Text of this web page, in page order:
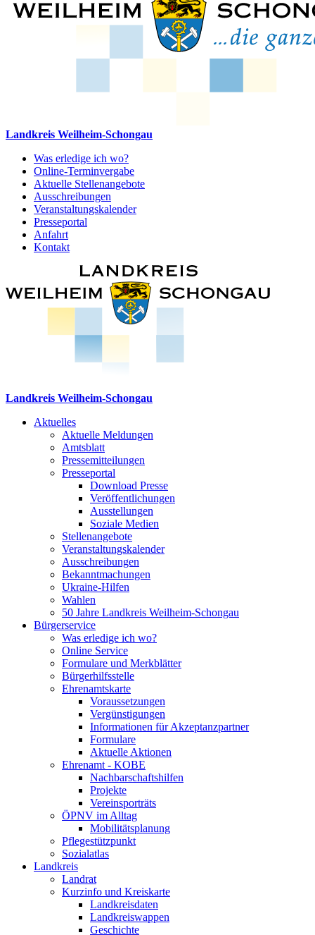
Landkreis Weilheim-Schongau
Was erledige ich wo?
Online-Terminvergabe
Aktuelle Stellenangebote
Ausschreibungen
Veranstaltungskalender
Presseportal
Anfahrt
Kontakt
Landkreis Weilheim-Schongau
Aktuelles
Aktuelle Meldungen
Amtsblatt
Pressemitteilungen
Presseportal
Download Presse
Veröffentlichungen
Ausstellungen
Soziale Medien
Stellenangebote
Veranstaltungskalender
Ausschreibungen
Bekanntmachungen
Ukraine-Hilfen
Wahlen
50 Jahre Landkreis Weilheim-Schongau
Bürgerservice
Was erledige ich wo?
Online Service
Formulare und Merkblätter
Bürgerhilfsstelle
Ehrenamtskarte
Voraussetzungen
Vergünstigungen
Informationen für Akzeptanzpartner
Formulare
Aktuelle Aktionen
Ehrenamt - KOBE
Nachbarschaftshilfen
Projekte
Vereinsporträts
ÖPNV im Alltag
Mobilitätsplanung
Pflegestützpunkt
Sozialatlas
Landkreis
Landrat
Kurzinfo und Kreiskarte
Landkreisdaten
Landkreiswappen
Geschichte